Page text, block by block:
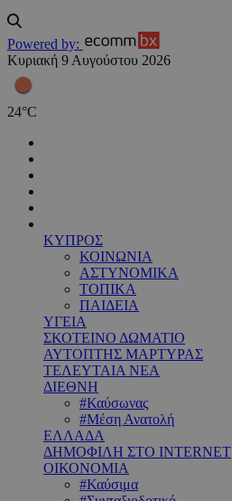
Powered by:
Κυριακή 9 Αυγούστου 2026
24°C
ΚΥΠΡΟΣ
ΚΟΙΝΩΝΙΑ
ΑΣΤΥΝΟΜΙΚΑ
ΤΟΠΙΚΑ
ΠΑΙΔΕΙΑ
ΥΓΕΙΑ
ΣΚΟΤΕΙΝΟ ΔΩΜΑΤΙΟ
ΑΥΤΟΠΤΗΣ ΜΑΡΤΥΡΑΣ
ΤΕΛΕΥΤΑΙΑ ΝΕΑ
ΔΙΕΘΝΗ
#Καύσωνας
#Μέση Ανατολή
ΕΛΛΑΔΑ
ΔΗΜΟΦΙΛΗ ΣΤΟ INTERNET
ΟΙΚΟΝΟΜΙΑ
#Καύσιμα